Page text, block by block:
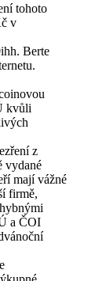
tohoto
v
Berte
kvůli
z
vydané
mají vážné
firmě,
a ČOI